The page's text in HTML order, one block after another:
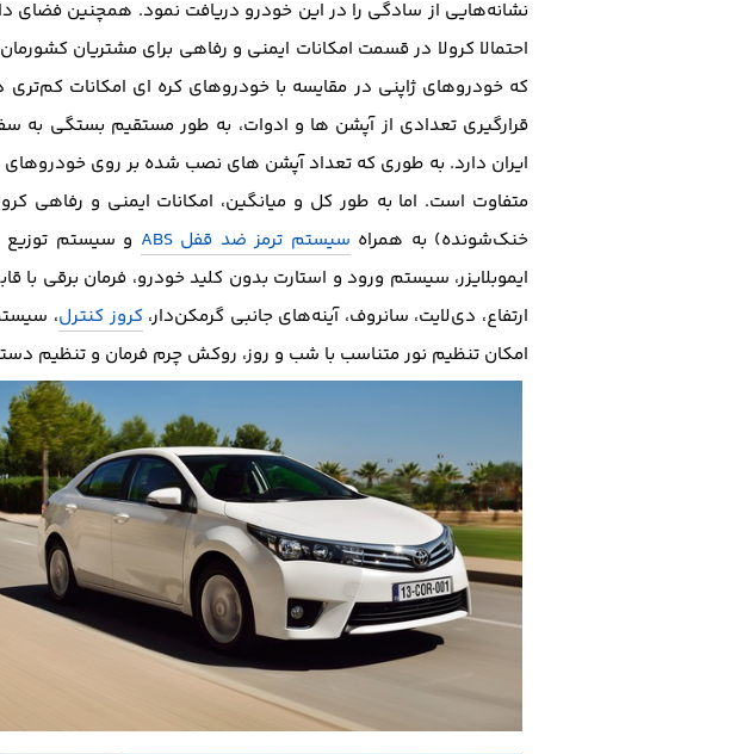
نشانه‌هایی از سادگی را در این خودرو دریافت نمود. همچنین
احتمالا کرولا در قسمت امکانات ایمنی و رفاهی برای مشتریان
که خودرو‌های ژاپنی در مقایسه با خودرو‌های کره ای امکانات
قرار‌گیری تعدادی از آپشن ها و ادوات، به طور مستقیم بستگی
ایران دارد. به طوری که تعداد آپشن های نصب شده بر روی
متفاوت است. اما به طور کل و میانگین، امکانات ایمنی و رفاهی
خنک‌شونده) به همراه سیستم ترمز ضد قفل ABS
ایموبلایزر، سیستم ورود و استارت بدون کلید خودرو، فرمان برقی
ارتفاع، دی‌لایت، سانروف، آینه‌های جانبی گرمکن‌دار،کروز کنترل
امکان تنظیم نور متناسب با شب و روز، روکش چرم فرمان و تنظیم